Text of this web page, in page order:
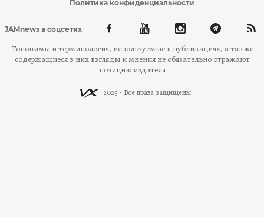
Политика конфиденциальности
JAMnews в соцсетях
Топонимы и терминология, используемые в публикациях, а также
содержащиеся в них взгляды и мнения не обязательно отражают
позицию издателя
2025 - Все права защищены